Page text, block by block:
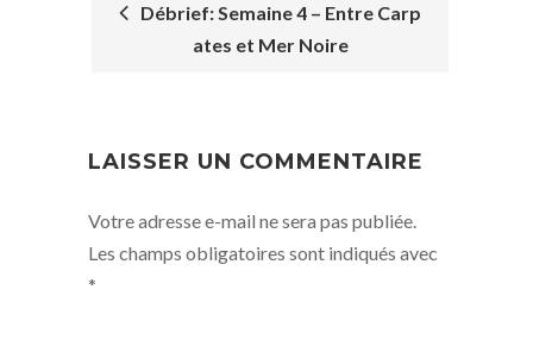
Débrief: Semaine 4 – Entre Carp
ates et Mer Noire
LAISSER UN COMMENTAIRE
Votre adresse e-mail ne sera pas publiée.
Les champs obligatoires sont indiqués avec
*